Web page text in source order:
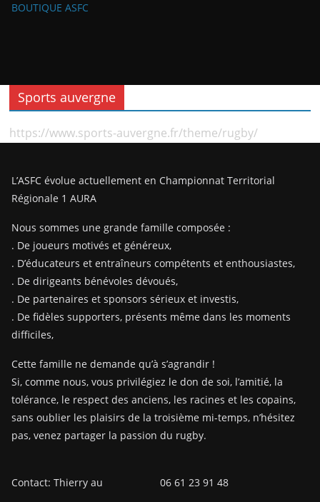
BOUTIQUE ASFC
Sports auvergne
https://www.sports-auvergne.fr/theme/rugby/
L’ASFC évolue actuellement en Championnat Territorial
Régionale 1 AURA
Nous sommes une grande famille composée :
. De joueurs motivés et généreux,
. D’éducateurs et entraîneurs compétents et enthousiastes,
. De dirigeants bénévoles dévoués,
. De partenaires et sponsors sérieux et investis,
. De fidèles supporters, présents même dans les moments
difficiles,
Cette famille ne demande qu’à s’agrandir !
Si, comme nous, vous privilégiez le don de soi, l’amitié, la
tolérance, le respect des anciens, les racines et les copains,
sans oublier les plaisirs de la troisième mi-temps, n’hésitez
pas, venez partager la passion du rugby.
Contact: Thierry au 06 61 23 91 48